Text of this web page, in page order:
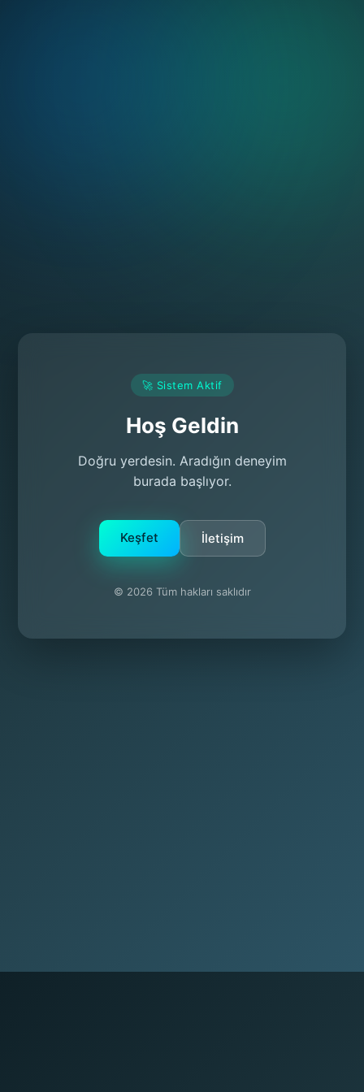
🚀 Sistem Aktif
Hoş Geldin
Doğru yerdesin. Aradığın deneyim
burada başlıyor.
Keşfet İletişim
© 2026 Tüm hakları saklıdır